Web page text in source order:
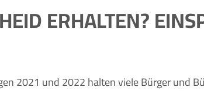
ERHALTEN?
2021 und 2022 halten viele Bürger und